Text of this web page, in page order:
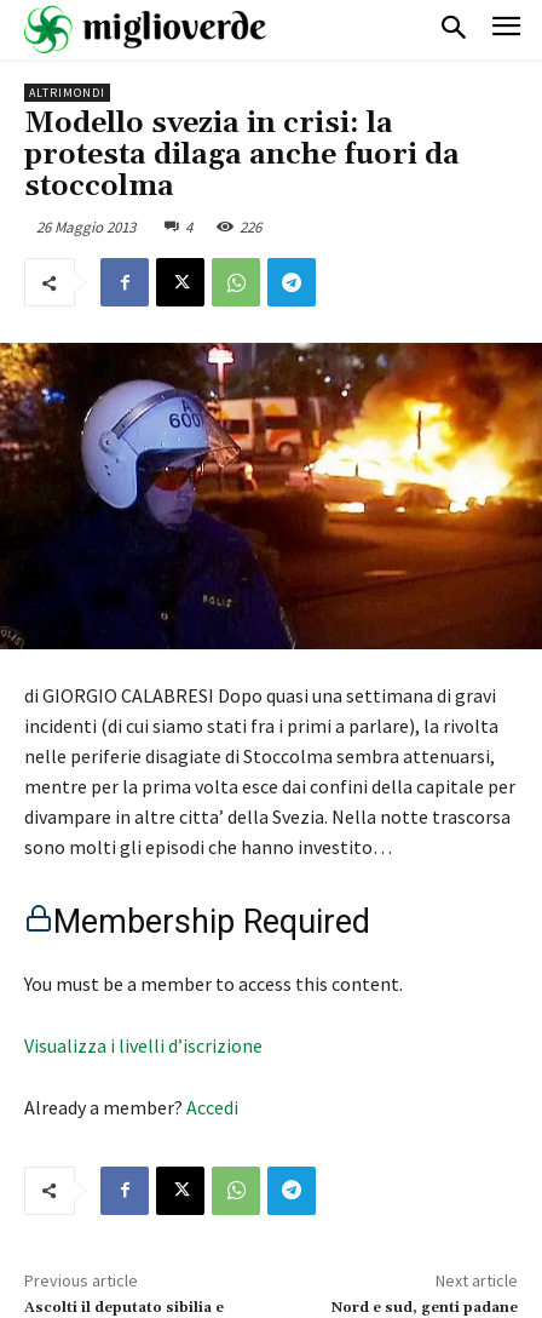
ALTRIMONDI
Modello svezia in crisi: la
protesta dilaga anche fuori da
stoccolma
26 Maggio 2013 4 226
di GIORGIO CALABRESI Dopo quasi una settimana di gravi
incidenti (di cui siamo stati fra i primi a parlare), la rivolta
nelle periferie disagiate di Stoccolma sembra attenuarsi,
mentre per la prima volta esce dai confini della capitale per
divampare in altre citta’ della Svezia. Nella notte trascorsa
sono molti gli episodi che hanno investito…
Membership Required
You must be a member to access this content.
Visualizza i livelli d’iscrizione
Already a member? Accedi
Previous article
Ascolti il deputato sibilia e
Next article
Nord e sud, genti padane